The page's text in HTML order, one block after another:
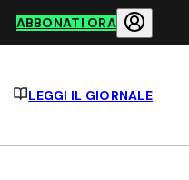
ABBONATI ORA
LEGGI IL GIORNALE